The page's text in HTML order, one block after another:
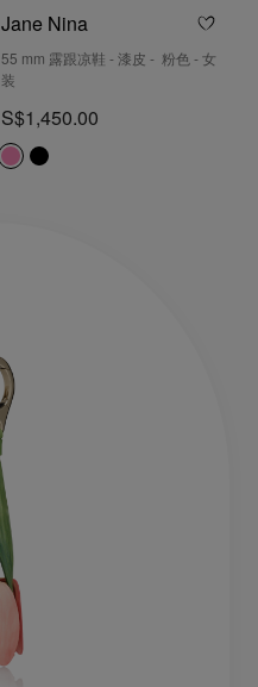
Jane Nina
55 mm 露跟凉鞋 - 漆皮 - 粉色 - 女
装
S$1,450.00